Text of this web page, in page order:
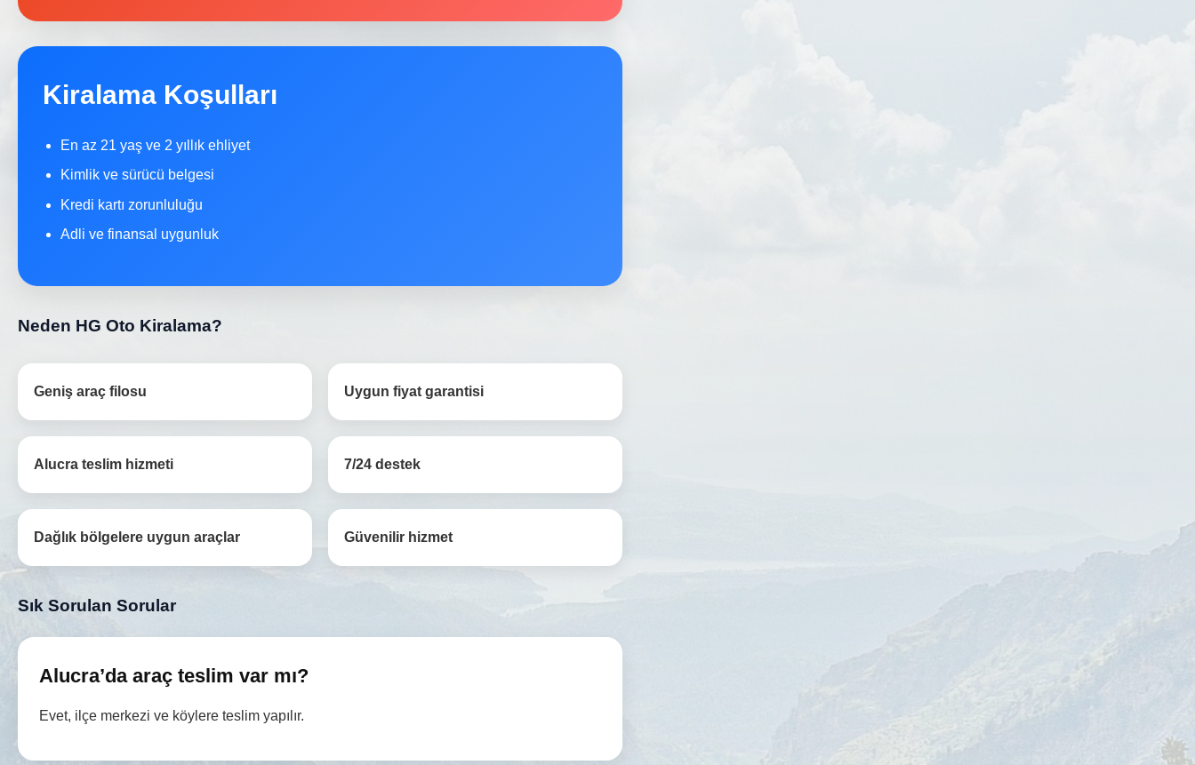
Kiralama Koşulları
En az 21 yaş ve 2 yıllık ehliyet
Kimlik ve sürücü belgesi
Kredi kartı zorunluluğu
Adli ve finansal uygunluk
Neden HG Oto Kiralama?
Geniş araç filosu Uygun fiyat garantisi
Alucra teslim hizmeti 7/24 destek
Dağlık bölgelere uygun araçlar Güvenilir hizmet
Sık Sorulan Sorular
Alucra’da araç teslim var mı?
Evet, ilçe merkezi ve köylere teslim yapılır.